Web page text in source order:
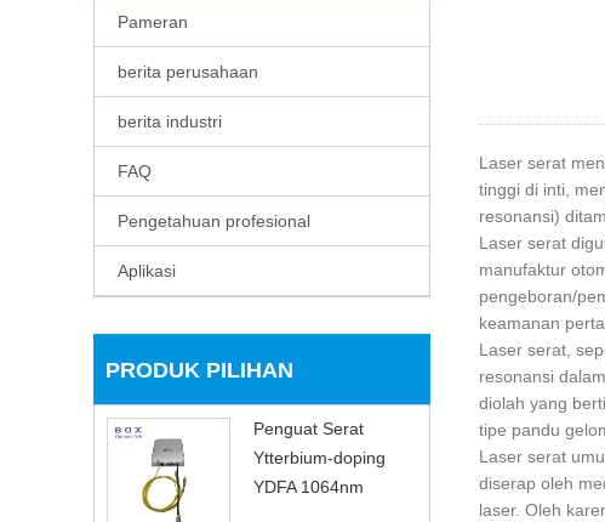
Pameran
berita perusahaan
berita industri
FAQ
Pengetahuan profesional
Aplikasi
PRODUK PILIHAN
Penguat Serat
Ytterbium-doping
YDFA 1064nm
Laser serat
tinggi di inti,
resonansi)
Laser serat
manufaktur
pengeboran/
keamanan
Laser serat,
resonansi
diolah yang
tipe pandu
Laser serat
diserap oleh
laser. Oleh